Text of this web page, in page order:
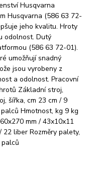
Husqvarna
Husqvarna (586 63 72-
jeho kvalitu. Hroty
odolnost. Dutý
(586 63 72-01).
umožňují snadný
jsou vyrobeny z
a odolnost. Pracovní
Základní stroj,
šířka, cm 23 cm / 9
Hmotnost, kg 9 kg
mm / 43x10x11
liber Rozměry palety,